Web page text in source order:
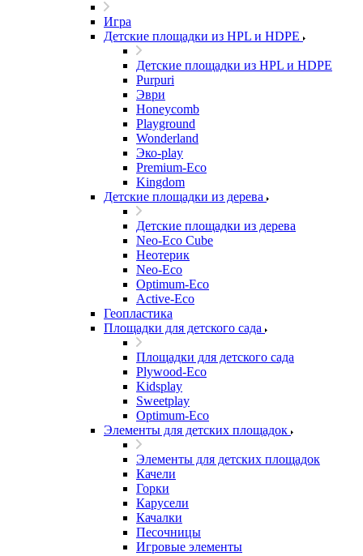
Игра
Детские площадки из HPL и HDPE
Детские площадки из HPL и HDPE
Purpuri
Эври
Honeycomb
Playground
Wonderland
Эко-play
Premium-Eco
Kingdom
Детские площадки из дерева
Детские площадки из дерева
Neo-Eco Cube
Неотерик
Neo-Eco
Оptimum-Еco
Active-Eco
Геопластика
Площадки для детского сада
Площадки для детского сада
Plywood-Eco
Kidsplay
Sweetplay
Оptimum-Еco
Элементы для детских площадок
Элементы для детских площадок
Качели
Горки
Карусели
Качалки
Песочницы
Игровые элементы